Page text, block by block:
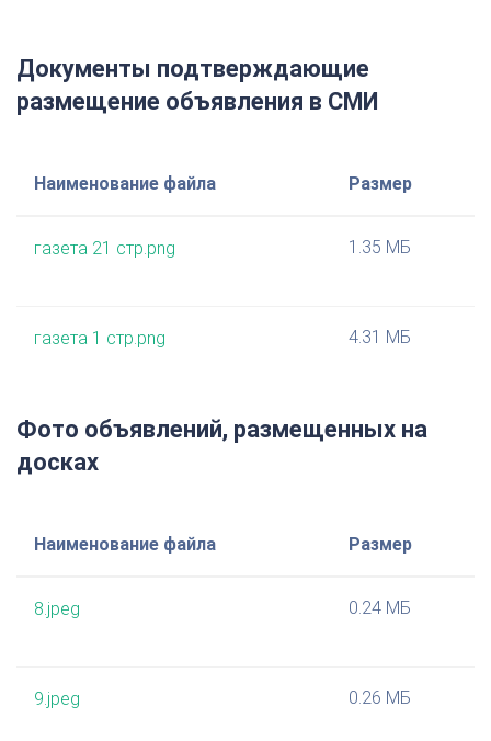
Документы подтверждающие
размещение объявления в СМИ
Наименование файла Размер
газета 21 стр.png 1.35 МБ
газета 1 стр.png 4.31 МБ
Фото объявлений, размещенных на
досках
Наименование файла Размер
8.jpeg 0.24 МБ
9.jpeg 0.26 МБ